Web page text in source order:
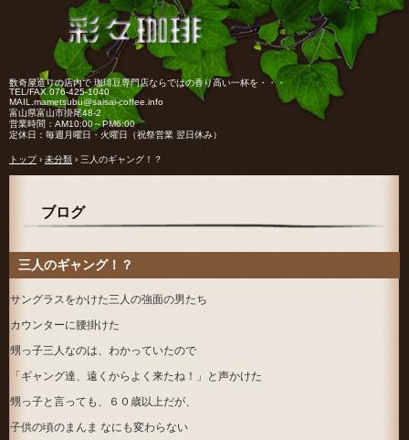
数奇屋造りの店内で 珈琲豆専門店ならではの香り高い一杯を・・・
TEL/FAX.076-425-1040
MAIL.mametsubu@saisai-coffee.info
富山県富山市掛尾48-2
営業時間：AM10:00～PM6:00
定休日：毎週月曜日・火曜日（祝祭営業 翌日休み）
トップ› 未分類 › 三人のギャング！？
ブログ
三人のギャング！？
サングラスをかけた三人の強面の男たち
カウンターに腰掛けた
甥っ子三人なのは、わかっていたので
「ギャング達、遠くからよく来たね！」と声かけた
甥っ子と言っても、６０歳以上だが、
子供の頃のまんま なにも変わらない